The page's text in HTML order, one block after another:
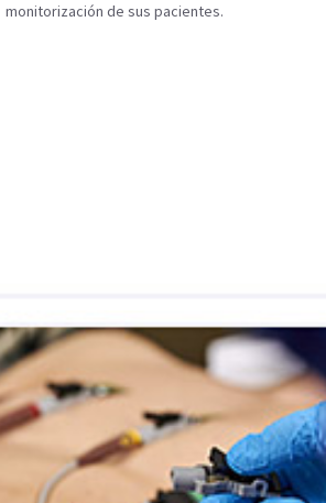
monitorización de sus pacientes.